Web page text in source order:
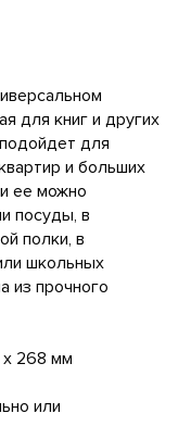
для книг и других
для
и больших
ее можно
посуды, в
полки, в
школьных
из прочного
х 268 мм
или